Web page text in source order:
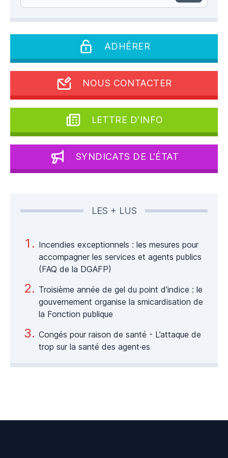
ADHÉRER
NOUS CONTACTER
LETTRE D'INFO
SYNDICATS DE L'ÉTAT
LES + LUS
Incendies exceptionnels : les mesures pour
accompagner les services et agents publics
(FAQ de la DGAFP)
Troisième année de gel du point d’indice : le
gouvernement organise la smicardisation de
la Fonction publique
Congés pour raison de santé - L’attaque de
trop sur la santé des agent·es